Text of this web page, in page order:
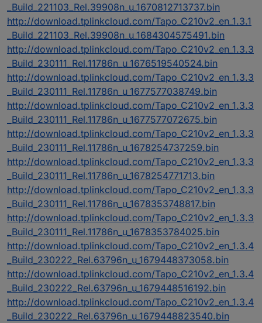
_Build_221103_Rel.39908n_u_1670812713737.bin
http://download.tplinkcloud.com/Tapo_C210v2_en_1.3.1
_Build_221103_Rel.39908n_u_1684304575491.bin
http://download.tplinkcloud.com/Tapo_C210v2_en_1.3.3
_Build_230111_Rel.11786n_u_1676519540524.bin
http://download.tplinkcloud.com/Tapo_C210v2_en_1.3.3
_Build_230111_Rel.11786n_u_1677577038749.bin
http://download.tplinkcloud.com/Tapo_C210v2_en_1.3.3
_Build_230111_Rel.11786n_u_1677577072675.bin
http://download.tplinkcloud.com/Tapo_C210v2_en_1.3.3
_Build_230111_Rel.11786n_u_1678254737259.bin
http://download.tplinkcloud.com/Tapo_C210v2_en_1.3.3
_Build_230111_Rel.11786n_u_1678254771713.bin
http://download.tplinkcloud.com/Tapo_C210v2_en_1.3.3
_Build_230111_Rel.11786n_u_1678353748817.bin
http://download.tplinkcloud.com/Tapo_C210v2_en_1.3.3
_Build_230111_Rel.11786n_u_1678353784025.bin
http://download.tplinkcloud.com/Tapo_C210v2_en_1.3.4
_Build_230222_Rel.63796n_u_1679448373058.bin
http://download.tplinkcloud.com/Tapo_C210v2_en_1.3.4
_Build_230222_Rel.63796n_u_1679448516192.bin
http://download.tplinkcloud.com/Tapo_C210v2_en_1.3.4
_Build_230222_Rel.63796n_u_1679448823540.bin